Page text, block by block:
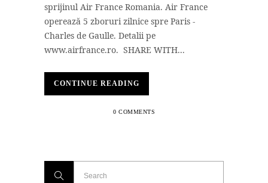
sprijinul Air France Romania. Air France
operează 5 zboruri zilnice spre Paris -
Charles de Gaulle. Detalii pe
www.airfrance.ro. SHARE WITH...
CONTINUE READING
0 COMMENTS